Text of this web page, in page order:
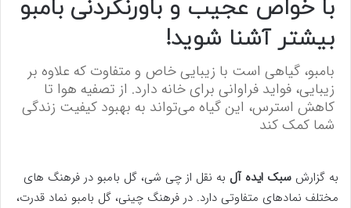
با خواص عجیب و باورنکردنی بامبو
بیشتر آشنا شوید!
بامبو، گیاهی است با زیبایی خاص و متفاوت که علاوه بر
زیبایی، فواید فراوانی برای خانه دارد. از تصفیه هوا تا
کاهش استرس، این گیاه می‌تواند به بهبود کیفیت زندگی
شما کمک کند
به گزارش سبک ایده آل به نقل از چی شی، گل بامبو در فرهنگ های
مختلف نمادهای متفاوتی دارد. در فرهنگ چینی، گل بامبو نماد قدرت،